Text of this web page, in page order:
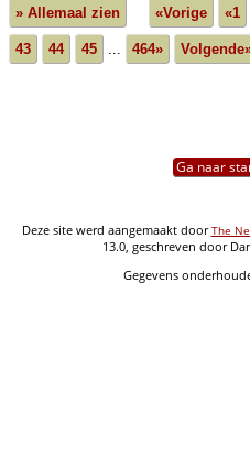
» Allemaal zien «Vorige «1
43 44 45 ... 464»
Ga naar
Deze site werd aangemaakt doorThe
13.0, geschreven door
Gegevens